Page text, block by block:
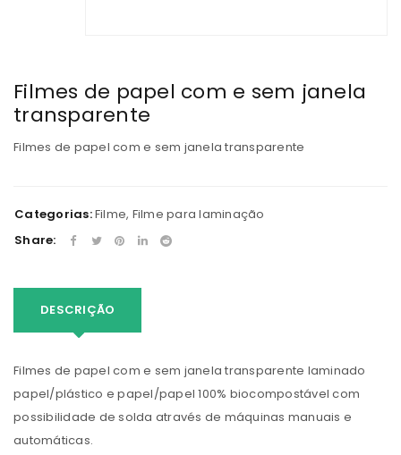
Filmes de papel com e sem janela
transparente
Filmes de papel com e sem janela transparente
Categorias:Filme, Filme para laminação
Share:
DESCRIÇÃO
Filmes de papel com e sem janela transparente laminado
papel/plástico e papel/papel 100% biocompostável com
possibilidade de solda através de máquinas manuais e
automáticas.